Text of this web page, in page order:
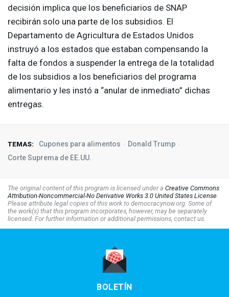
decisión implica que los beneficiarios de SNAP
recibirán solo una parte de los subsidios. El
Departamento de Agricultura de Estados Unidos
instruyó a los estados que estaban compensando la
falta de fondos a suspender la entrega de la totalidad
de los subsidios a los beneficiarios del programa
alimentario y les instó a “anular de inmediato” dichas
entregas.
TEMAS: Cupones para alimentos
Donald Trump
Corte Suprema de EE.UU.
The original content of this program is licensed under a Creative Commons
Attribution-Noncommercial-No Derivative Works 3.0 United States License.
Please attribute legal copies of this work to democracynow.org. Some of
the work(s) that this program incorporates, however, may be separately
licensed. For further information or additional permissions, contact us.
BOLETÍN